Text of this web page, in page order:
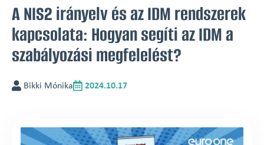
A NIS2 irányelv és az IDM rendszerek
kapcsolata: Hogyan segíti az IDM a
szabályozási megfelelést?
Bikki Mónika 2024.10.17